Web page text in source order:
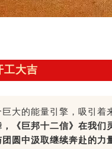
工大吉
大的能量引擎，吸引着
《巨邦十二信》在我们
圆中汲取继续奔赴的力